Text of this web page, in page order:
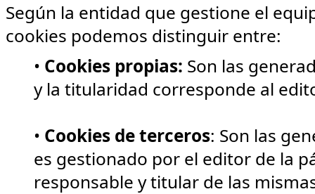
Según la entidad que gestione el
cookies podemos distinguir entre:
• Cookies propias: Son las
y la titularidad corresponde al
• Cookies de terceros: Son las
es gestionado por el editor de la
responsable y titular de las